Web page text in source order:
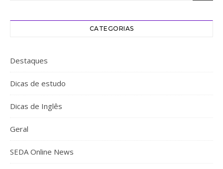
CATEGORIAS
Destaques
Dicas de estudo
Dicas de Inglês
Geral
SEDA Online News